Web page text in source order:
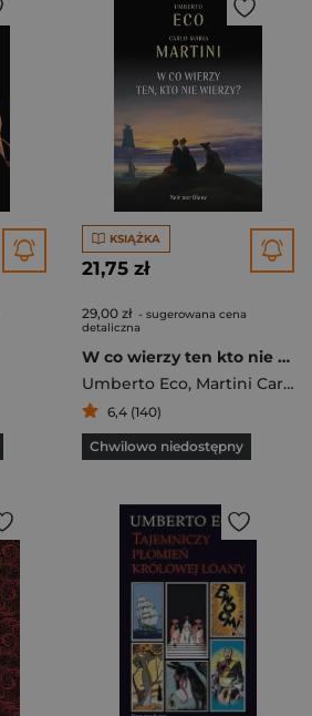
KSIĄŻKA
21,75 zł
29,00 zł - sugerowana cena
detaliczna
W co wierzy ten kto nie wierzy?
Umberto Eco, Martini Carlo Maria
6,4 (140)
Chwilowo niedostępny